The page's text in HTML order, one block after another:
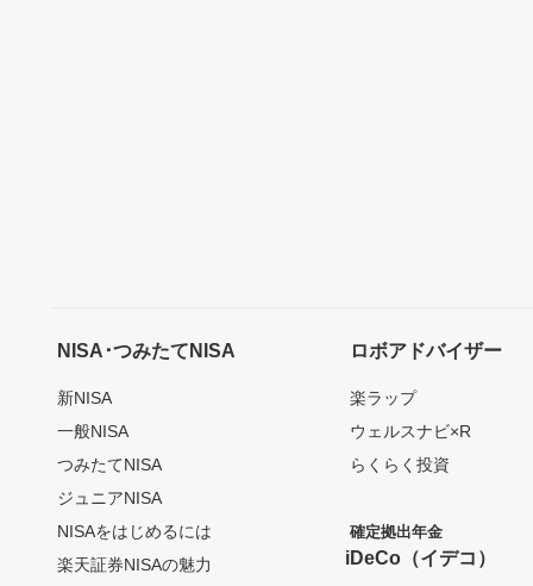
NISA･つみたてNISA
新NISA
一般NISA
つみたてNISA
ジュニアNISA
NISAをはじめるには
楽天証券NISAの魅力
ロボアドバイザー
楽ラップ
ウェルスナビ×R
らくらく投資
確定拠出年金
iDeCo（イデコ）